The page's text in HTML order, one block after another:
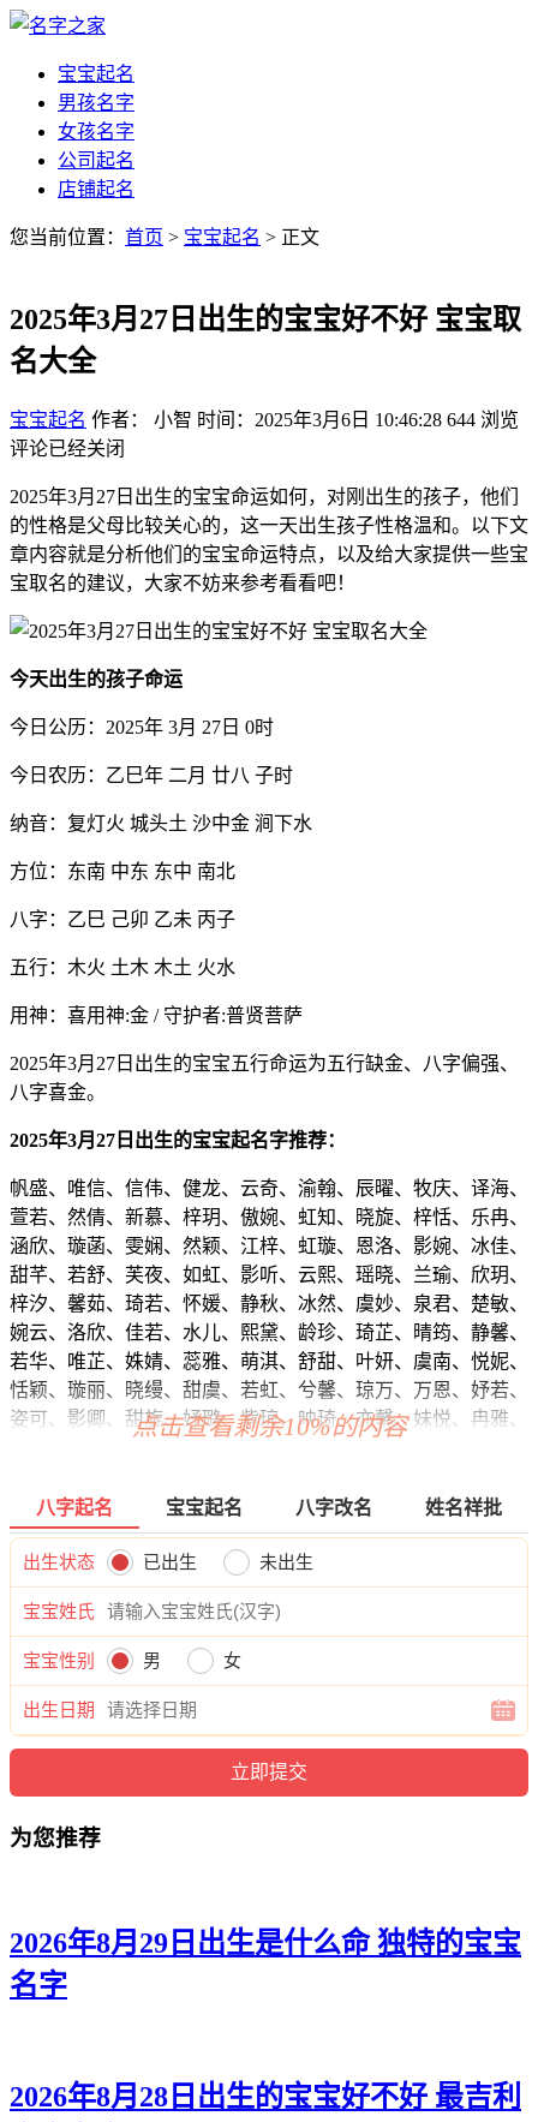
宝宝起名
男孩名字
女孩名字
公司起名
店铺起名
您当前位置： 首页 > 宝宝起名 > 正文
2025年3月27日出生的宝宝好不好 宝宝取
名大全
宝宝起名 作者： 小智 时间：2025年3月6日 10:46:28 644 浏览
评论已经关闭
2025年3月27日出生的宝宝命运如何，对刚出生的孩子，他们
的性格是父母比较关心的，这一天出生孩子性格温和。以下文
章内容就是分析他们的宝宝命运特点，以及给大家提供一些宝
宝取名的建议，大家不妨来参考看看吧！
今天出生的孩子命运
今日公历：2025年 3月 27日 0时
今日农历：乙巳年 二月 廿八 子时
纳音：复灯火 城头土 沙中金 涧下水
方位：东南 中东 东中 南北
八字：乙巳 己卯 乙未 丙子
五行：木火 土木 木土 火水
用神：喜用神:金 / 守护者:普贤菩萨
2025年3月27日出生的宝宝五行命运为五行缺金、八字偏强、
八字喜金。
2025年3月27日出生的宝宝起名字推荐：
帆盛、唯信、信伟、健龙、云奇、渝翰、辰曜、牧庆、译海、
萱若、然倩、新慕、梓玥、傲婉、虹知、晓旋、梓恬、乐冉、
涵欣、璇菡、雯娴、然颖、江梓、虹璇、恩洛、影婉、冰佳、
甜芊、若舒、芙夜、如虹、影听、云熙、瑶晓、兰瑜、欣玥、
梓汐、馨茹、琦若、怀媛、静秋、冰然、虞妙、泉君、楚敏、
婉云、洛欣、佳若、水儿、熙黛、龄珍、琦芷、晴筠、静馨、
若华、唯芷、姝婧、蕊雅、萌淇、舒甜、叶妍、虞南、悦妮、
恬颖、璇丽、晓缦、甜虞、若虹、兮馨、琼万、万恩、妤若、
姿可、影卿、甜旋、妤璐、紫琼、映琦、亦馨、妹悦、冉雅、
超曜、瑞信、桦言、博云、宇旭、恺祥、曜烁、弘东、天迪、
纶华、炎奥、新博、炎伟、海郎、浩颜、聪锦、宸安、旻尚、
宽岩、伦海、尊嘉、翔华、伦郎、汉旭、俊晖、洺游、辰修、
翔泽、灏乔、恺曜、嘉郎、云言、宽翰、博迪、萧灏、昀凯、
世亦、霖奇、龙俊、郎炎、旻云、曜棕、庚启、迪宇、海琦。
点击查看剩余10%的内容
八字起名 宝宝起名 八字改名 姓名祥批
出生状态 已出生 未出生
宝宝姓氏
宝宝性别 男 女
出生日期
为您推荐
2026年8月29日出生是什么命 独特的宝宝
名字
2026年8月28日出生的宝宝好不好 最吉利